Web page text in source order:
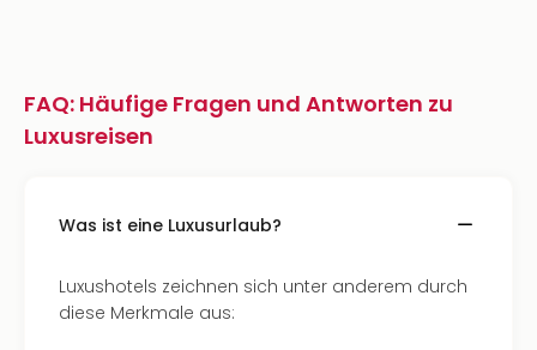
FAQ: Häufige Fragen und Antworten zu
Luxusreisen
Was ist eine Luxusurlaub?
Luxushotels zeichnen sich unter anderem durch
diese Merkmale aus: